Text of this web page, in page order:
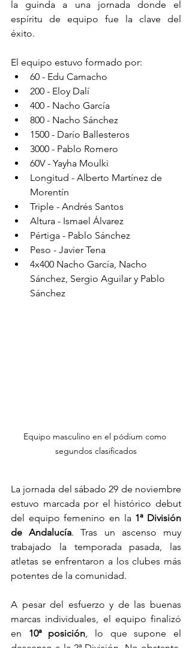
la guinda a una jornada donde el
espíritu de equipo fue la clave del
éxito.
El equipo estuvo formado por:
60 - Edu Camacho
200 - Eloy Dalí
400 - Nacho García
800 - Nacho Sánchez
1500 - Darío Ballesteros
3000 - Pablo Romero
60V - Yayha Moulki
Longitud - Alberto Martínez de
Morentín
Triple - Andrés Santos
Altura - Ismael Álvarez
Pértiga - Pablo Sánchez
Peso - Javier Tena
4x400 Nacho García, Nacho
Sánchez, Sergio Aguilar y Pablo
Sánchez
Equipo masculino en el pódium como
segundos clasificados
La jornada del sábado 29 de noviembre
estuvo marcada por el histórico debut
del equipo femenino en la 1ª División
de Andalucía. Tras un ascenso muy
trabajado la temporada pasada, las
atletas se enfrentaron a los clubes más
potentes de la comunidad.
A pesar del esfuerzo y de las buenas
marcas individuales, el equipo finalizó
en 10ª posición, lo que supone el